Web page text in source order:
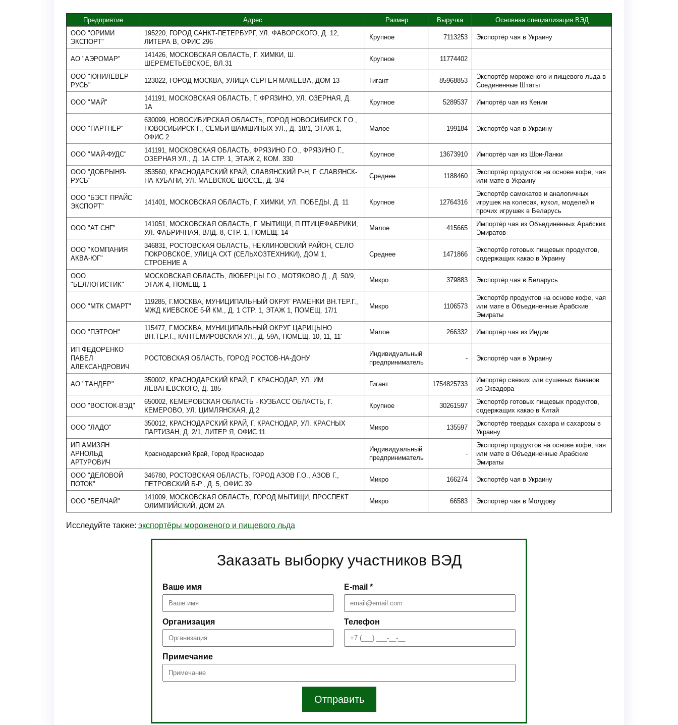
Предприятие Адрес Размер Выручка
Основная специализация ВЭД
ООО "ОРИМИ
ЭКСПОРТ"
195220, ГОРОД САНКТ-ПЕТЕРБУРГ, УЛ. ФАВОРСКОГО, Д. 12,
ЛИТЕРА В, ОФИС 296
Крупное 7113253 Экспортёр чая в Украину
АО "АЭРОМАР"
141426, МОСКОВСКАЯ ОБЛАСТЬ, Г. ХИМКИ, Ш.
ШЕРЕМЕТЬЕВСКОЕ, ВЛ.31
Крупное 11774402
ООО "ЮНИЛЕВЕР
РУСЬ"
123022, ГОРОД МОСКВА, УЛИЦА СЕРГЕЯ МАКЕЕВА, ДОМ 13 Гигант 85968853
Экспортёр мороженого и пищевого льда в
Соединенные Штаты
ООО "МАЙ"
141191, МОСКОВСКАЯ ОБЛАСТЬ, Г. ФРЯЗИНО, УЛ. ОЗЕРНАЯ, Д.
1А
Крупное 5289537 Импортёр чая из Кении
ООО "ПАРТНЕР"
630099, НОВОСИБИРСКАЯ ОБЛАСТЬ, ГОРОД НОВОСИБИРСК Г.О.,
НОВОСИБИРСК Г., СЕМЬИ ШАМШИНЫХ УЛ., Д. 18/1, ЭТАЖ 1,
ОФИС 2
Малое 199184 Экспортёр чая в Украину
ООО "МАЙ-ФУДС"
141191, МОСКОВСКАЯ ОБЛАСТЬ, ФРЯЗИНО Г.О., ФРЯЗИНО Г.,
ОЗЕРНАЯ УЛ., Д. 1А СТР. 1, ЭТАЖ 2, КОМ. 330
Крупное 13673910 Импортёр чая из Шри-Ланки
ООО "ДОБРЫНЯ-
РУСЬ"
353560, КРАСНОДАРСКИЙ КРАЙ, СЛАВЯНСКИЙ Р-Н, Г. СЛАВЯНСК-
НА-КУБАНИ, УЛ. МАЕВСКОЕ ШОССЕ, Д. 3/4
Среднее 1188460
Экспортёр продуктов на основе кофе, чая
или мате в Украину
ООО "БЭСТ ПРАЙС
ЭКСПОРТ"
141401, МОСКОВСКАЯ ОБЛАСТЬ, Г. ХИМКИ, УЛ. ПОБЕДЫ, Д. 11 Крупное 12764316
Экспортёр самокатов и аналогичных
игрушек на колесах, кукол, моделей и
прочих игрушек в Беларусь
ООО "АТ СНГ"
141051, МОСКОВСКАЯ ОБЛАСТЬ, Г. МЫТИЩИ, П ПТИЦЕФАБРИКИ,
УЛ. ФАБРИЧНАЯ, ВЛД. 8, СТР. 1, ПОМЕЩ. 14
Малое 415665
Импортёр чая из Объединенных Арабских
Эмиратов
ООО "КОМПАНИЯ
АКВА-ЮГ"
346831, РОСТОВСКАЯ ОБЛАСТЬ, НЕКЛИНОВСКИЙ РАЙОН, СЕЛО
ПОКРОВСКОЕ, УЛИЦА СХТ (СЕЛЬХОЗТЕХНИКИ), ДОМ 1,
СТРОЕНИЕ А
Среднее 1471866
Экспортёр готовых пищевых продуктов,
содержащих какао в Украину
ООО
"БЕЛЛОГИСТИК"
МОСКОВСКАЯ ОБЛАСТЬ, ЛЮБЕРЦЫ Г.О., МОТЯКОВО Д., Д. 50/9,
ЭТАЖ 4, ПОМЕЩ. 1
Микро 379883 Экспортёр чая в Беларусь
ООО "МТК СМАРТ"
119285, Г.МОСКВА, МУНИЦИПАЛЬНЫЙ ОКРУГ РАМЕНКИ ВН.ТЕР.Г.,
МЖД КИЕВСКОЕ 5-Й КМ., Д. 1 СТР. 1, ЭТАЖ 1, ПОМЕЩ. 17/1
Микро 1106573
Экспортёр продуктов на основе кофе, чая
или мате в Объединенные Арабские
Эмираты
ООО "ПЭТРОН"
115477, Г.МОСКВА, МУНИЦИПАЛЬНЫЙ ОКРУГ ЦАРИЦЫНО
ВН.ТЕР.Г., КАНТЕМИРОВСКАЯ УЛ., Д. 59А, ПОМЕЩ. 10, 11, 11'
Малое 266332 Импортёр чая из Индии
ИП ФЕДОРЕНКО
ПАВЕЛ
АЛЕКСАНДРОВИЧ
РОСТОВСКАЯ ОБЛАСТЬ, ГОРОД РОСТОВ-НА-ДОНУ
Индивидуальный
предприниматель
- Экспортёр чая в Украину
АО "ТАНДЕР"
350002, КРАСНОДАРСКИЙ КРАЙ, Г. КРАСНОДАР, УЛ. ИМ.
ЛЕВАНЕВСКОГО, Д. 185
Гигант 1754825733
Импортёр свежих или сушеных бананов
из Эквадора
ООО "ВОСТОК-ВЭД"
650002, КЕМЕРОВСКАЯ ОБЛАСТЬ - КУЗБАСС ОБЛАСТЬ, Г.
КЕМЕРОВО, УЛ. ЦИМЛЯНСКАЯ, Д.2
Крупное 30261597
Экспортёр готовых пищевых продуктов,
содержащих какао в Китай
ООО "ЛАДО"
350012, КРАСНОДАРСКИЙ КРАЙ, Г. КРАСНОДАР, УЛ. КРАСНЫХ
ПАРТИЗАН, Д. 2/1, ЛИТЕР Я, ОФИС 11
Микро 135597
Экспортёр твердых сахара и сахарозы в
Украину
ИП АМИЗЯН
АРНОЛЬД
АРТУРОВИЧ
Краснодарский Край, Город Краснодар
Индивидуальный
предприниматель
-
Экспортёр продуктов на основе кофе, чая
или мате в Объединенные Арабские
Эмираты
ООО "ДЕЛОВОЙ
ПОТОК"
346780, РОСТОВСКАЯ ОБЛАСТЬ, ГОРОД АЗОВ Г.О., АЗОВ Г.,
ПЕТРОВСКИЙ Б-Р., Д. 5, ОФИС 39
Микро 166274 Экспортёр чая в Украину
ООО "БЕЛЧАЙ"
141009, МОСКОВСКАЯ ОБЛАСТЬ, ГОРОД МЫТИЩИ, ПРОСПЕКТ
ОЛИМПИЙСКИЙ, ДОМ 2А
Микро 66583 Экспортёр чая в Молдову
Исследуйте также: экспортёры мороженого и пищевого льда
Заказать выборку участников ВЭД
Ваше имя E-mail *
Организация Телефон
Примечание
Отправить